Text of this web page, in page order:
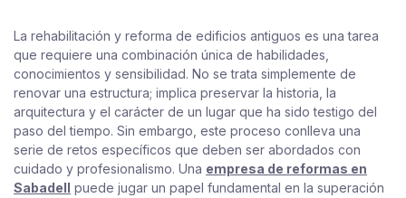
La rehabilitación y reforma de edificios antiguos es una tarea
que requiere una combinación única de habilidades,
conocimientos y sensibilidad. No se trata simplemente de
renovar una estructura; implica preservar la historia, la
arquitectura y el carácter de un lugar que ha sido testigo del
paso del tiempo. Sin embargo, este proceso conlleva una
serie de retos específicos que deben ser abordados con
cuidado y profesionalismo. Una empresa de reformas en
Sabadell puede jugar un papel fundamental en la superación